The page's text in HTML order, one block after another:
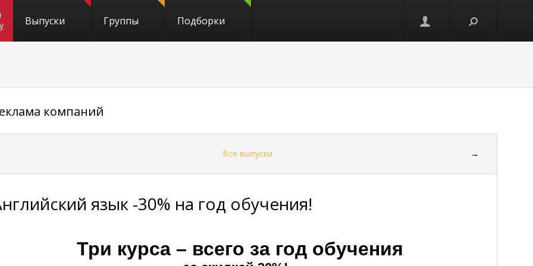
Выпуски Группы Подборки
компаний
Все выпуски →
язык -30% на год обучения!
Три курса – всего за год обучения